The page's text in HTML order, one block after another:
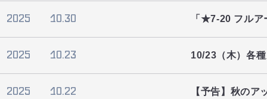
2025 10.30 「★7-20 フル
2025 10.23 10/23（木）各
2025 10.22 【予告】秋の